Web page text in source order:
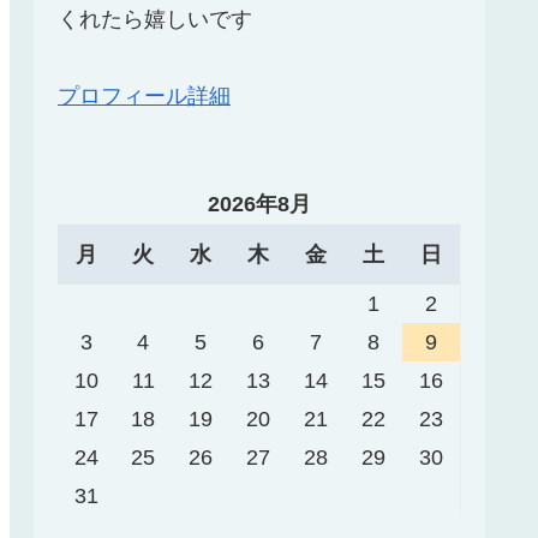
くれたら嬉しいです
プロフィール詳細
2026年8月
月 火 水 木 金 土 日
1
2
3
4 5 6 7 8
9
10
11 12 13 14 15
16
17
18 19 20 21 22
23
24
25 26 27 28 29
30
31